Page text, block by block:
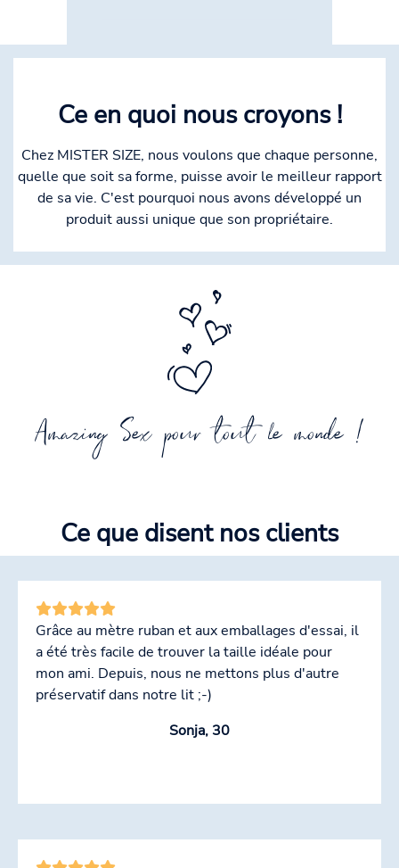
Ce en quoi nous croyons !
Chez MISTER SIZE, nous voulons que chaque personne,
quelle que soit sa forme, puisse avoir le meilleur rapport
de sa vie. C'est pourquoi nous avons développé un
produit aussi unique que son propriétaire.
Amazing Sex pour tout le monde !
Ce que disent nos clients
Grâce au mètre ruban et aux emballages d'essai, il
a été très facile de trouver la taille idéale pour
mon ami. Depuis, nous ne mettons plus d'autre
préservatif dans notre lit ;-)
Sonja, 30